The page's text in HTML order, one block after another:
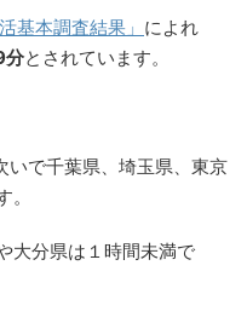
基本調査結果」 によれ
分とされています。
いで千葉県、埼玉県、東京
大分県は１時間未満で